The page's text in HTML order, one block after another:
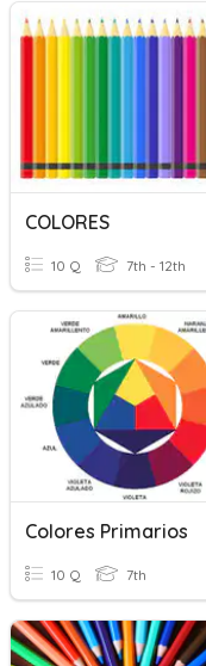
COLORES
10 Q 7th - 12th
Colores Primarios
10 Q 7th